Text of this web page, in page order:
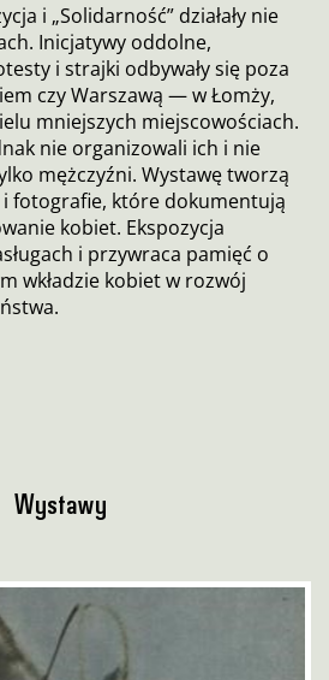
i „Solidarność” działały nie
Inicjatywy oddolne,
i strajki odbywały się poza
czy Warszawą — w Łomży,
mniejszych miejscowościach.
nie organizowali ich i nie
mężczyźni. Wystawę tworzą
fotografie, które dokumentują
kobiet. Ekspozycja
i przywraca pamięć o
wkładzie kobiet w rozwój
Wystawy